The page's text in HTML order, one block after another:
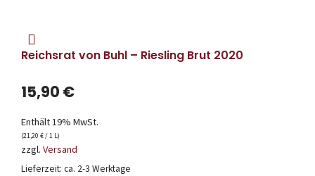
Reichsrat von Buhl – Riesling Brut 2020
15,90 €
Enthält 19% MwSt.
(21,20 €/ 1 L)
zzgl. Versand
Lieferzeit: ca. 2-3 Werktage